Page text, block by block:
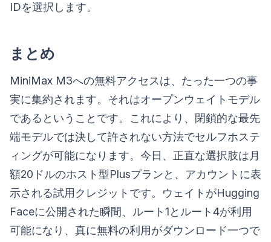
IDを選択します。
まとめ
MiniMax M3への無料アクセスは、たった一つの事
実に集約されます。それはオープンウェイトモデル
であるということです。これにより、閉鎖的な最先
端モデルでは決して許されない方法でセルフホステ
ィングが可能になります。今日、正直な選択肢は月
額20ドルのホスト型Plusプランと、アカウントに表
示される試用クレジットです。ウェイトがHugging
Faceに公開された瞬間、ルート1とルート4が利用
可能になり、真に無料の利用がダウンロード一つで